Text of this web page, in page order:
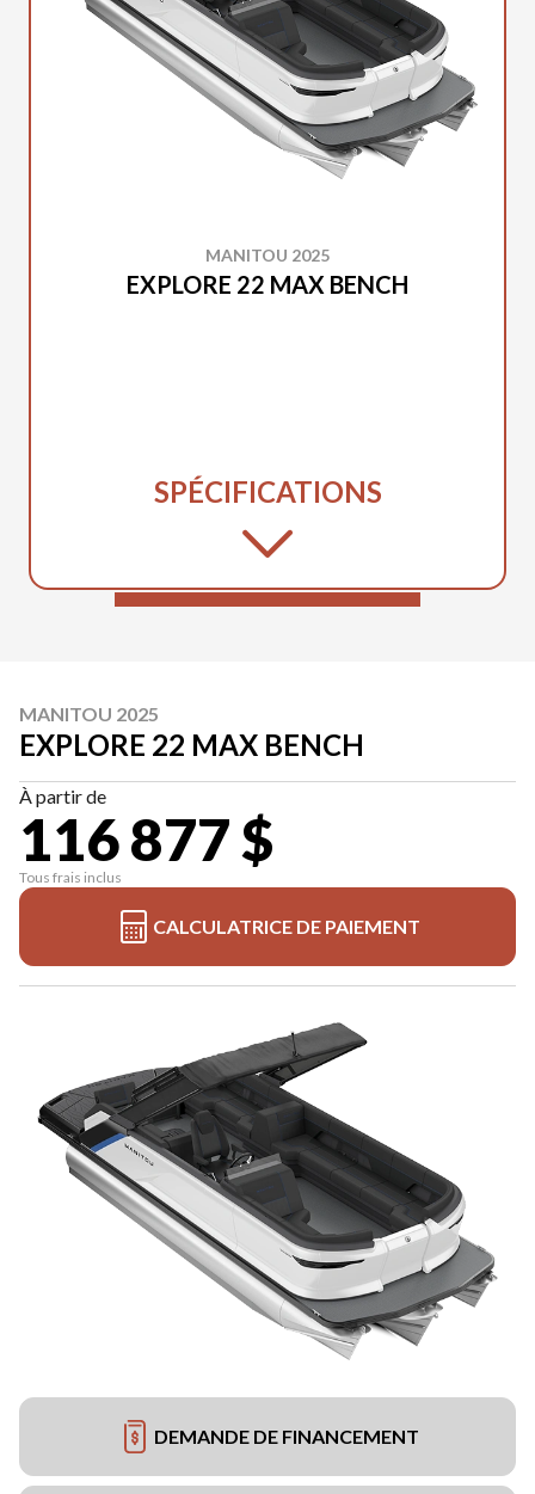
MANITOU 2025
EXPLORE 22 MAX BENCH
SPÉCIFICATIONS
MANITOU 2025
EXPLORE 22 MAX BENCH
À partir de
116 877 $
Tous frais inclus
CALCULATRICE DE PAIEMENT
DEMANDE DE FINANCEMENT